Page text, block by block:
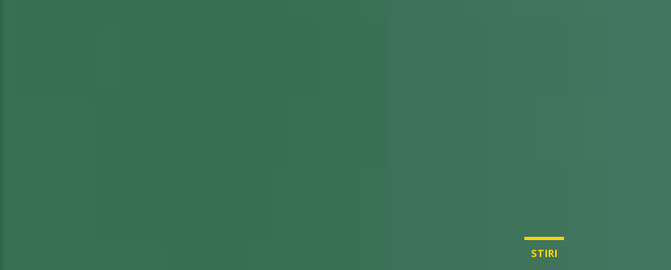
STIRI